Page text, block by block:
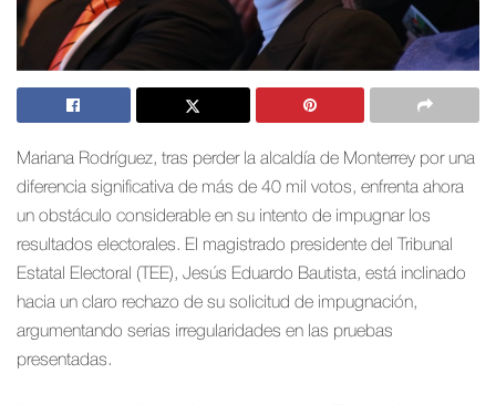
Mariana Rodríguez, tras perder la alcaldía de Monterrey por una
diferencia significativa de más de 40 mil votos, enfrenta ahora
un obstáculo considerable en su intento de impugnar los
resultados electorales. El magistrado presidente del Tribunal
Estatal Electoral (TEE), Jesús Eduardo Bautista, está inclinado
hacia un claro rechazo de su solicitud de impugnación,
argumentando serias irregularidades en las pruebas
presentadas.